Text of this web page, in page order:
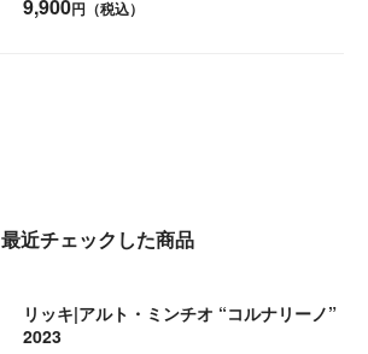
9,900円（税込）
最近チェックした商品
リッキ|アルト・ミンチオ “コルナリーノ”
2023